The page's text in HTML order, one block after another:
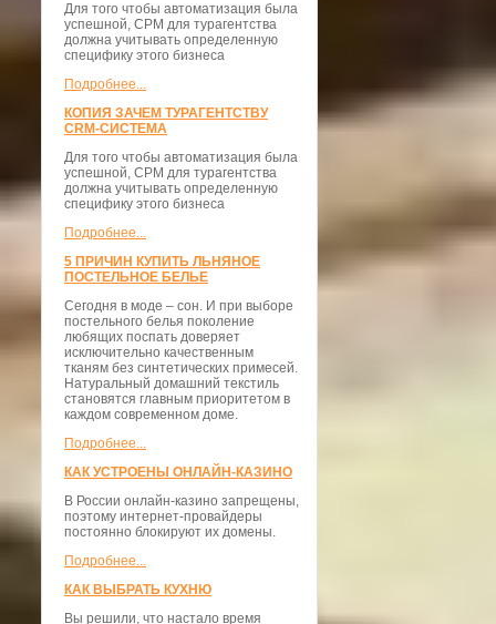
Для того чтобы автоматизация была
успешной, СРМ для турагентства
должна учитывать определенную
специфику этого бизнеса
Подробнее...
КОПИЯ ЗАЧЕМ ТУРАГЕНТСТВУ
CRM-СИСТЕМА
Для того чтобы автоматизация была
успешной, СРМ для турагентства
должна учитывать определенную
специфику этого бизнеса
Подробнее...
5 ПРИЧИН КУПИТЬ ЛЬНЯНОЕ
ПОСТЕЛЬНОЕ БЕЛЬЕ
Сегодня в моде – сон. И при выборе
постельного белья поколение
любящих поспать доверяет
исключительно качественным
тканям без синтетических примесей.
Натуральный домашний текстиль
становятся главным приоритетом в
каждом современном доме.
Подробнее...
КАК УСТРОЕНЫ ОНЛАЙН-КАЗИНО
В России онлайн-казино запрещены,
поэтому интернет-провайдеры
постоянно блокируют их домены.
Подробнее...
КАК ВЫБРАТЬ КУХНЮ
Вы решили, что настало время